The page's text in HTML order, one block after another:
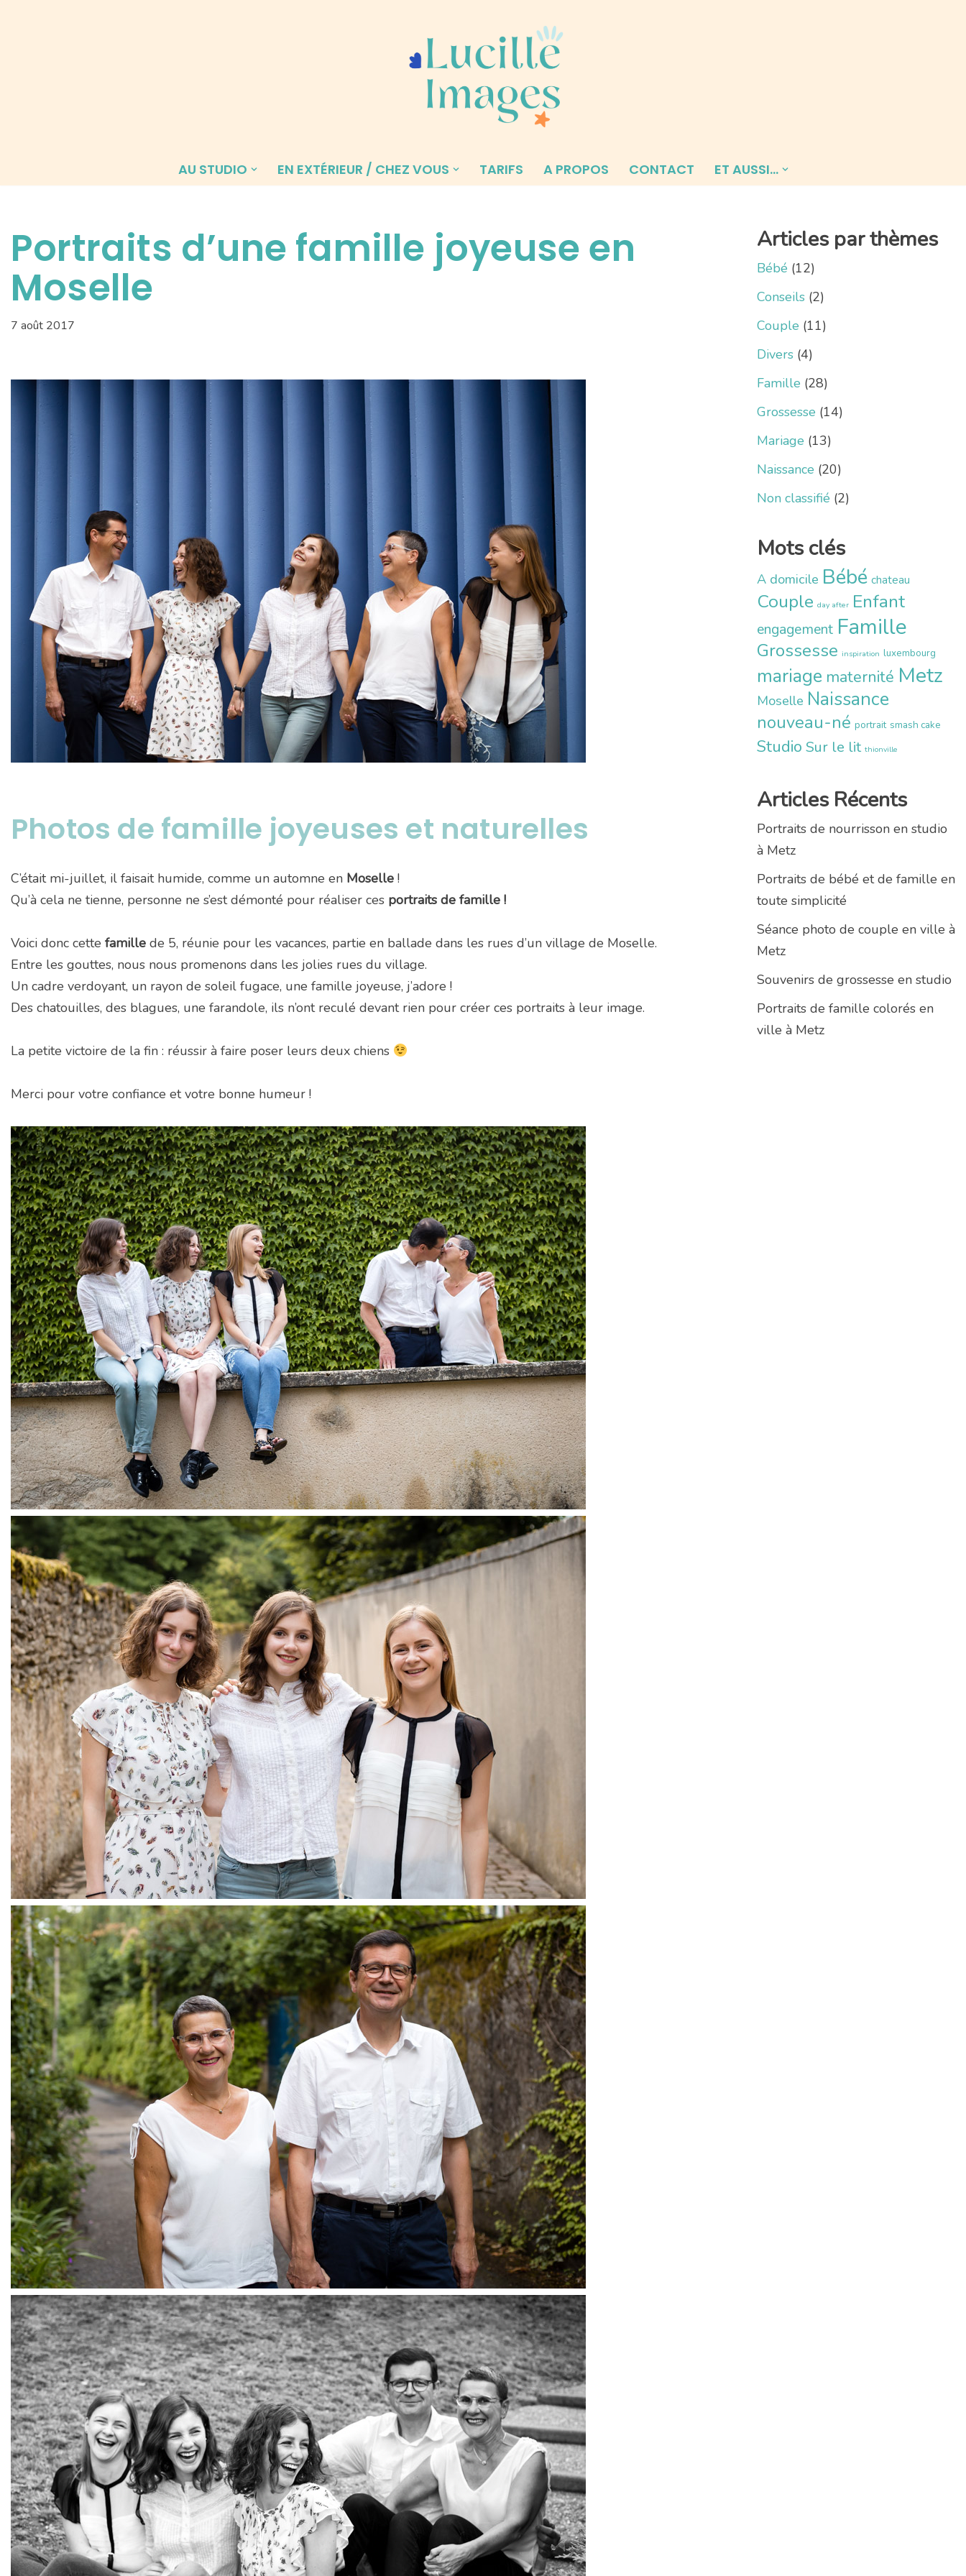
AU STUDIO EN EXTÉRIEUR / CHEZ VOUS TARIFS A PROPOS CONTACT ET AUSSI…
Portraits d’une famille joyeuse en
Moselle
7 août 2017
Photos de famille joyeuses et naturelles
C’était mi-juillet, il faisait humide, comme un automne en Moselle !
Qu’à cela ne tienne, personne ne s’est démonté pour réaliser ces portraits de famille !
Voici donc cette famille de 5, réunie pour les vacances, partie en ballade dans les rues d’un village de Moselle.
Entre les gouttes, nous nous promenons dans les jolies rues du village.
Un cadre verdoyant, un rayon de soleil fugace, une famille joyeuse, j’adore !
Des chatouilles, des blagues, une farandole, ils n’ont reculé devant rien pour créer ces portraits à leur image.
La petite victoire de la fin : réussir à faire poser leurs deux chiens
Merci pour votre confiance et votre bonne humeur !
Articles par thèmes
Bébé (12)
Conseils (2)
Couple (11)
Divers (4)
Famille (28)
Grossesse (14)
Mariage (13)
Naissance (20)
Non classifié (2)
Mots clés
A domicile Bébé chateau
Couple day after Enfant
engagement Famille
Grossesse inspiration luxembourg
mariage maternité Metz
Moselle Naissance
nouveau-né portrait smash cake
Studio Sur le lit thionville
Articles Récents
Portraits de nourrisson en studio
à Metz
Portraits de bébé et de famille en
toute simplicité
Séance photo de couple en ville à
Metz
Souvenirs de grossesse en studio
Portraits de famille colorés en
ville à Metz